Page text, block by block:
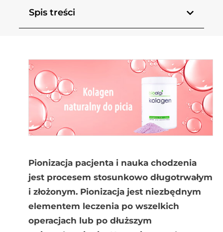
Spis treści
Pionizacja pacjenta i nauka chodzenia
jest procesem stosunkowo długotrwałym
i złożonym. Pionizacja jest niezbędnym
elementem leczenia po wszelkich
operacjach lub po dłuższym